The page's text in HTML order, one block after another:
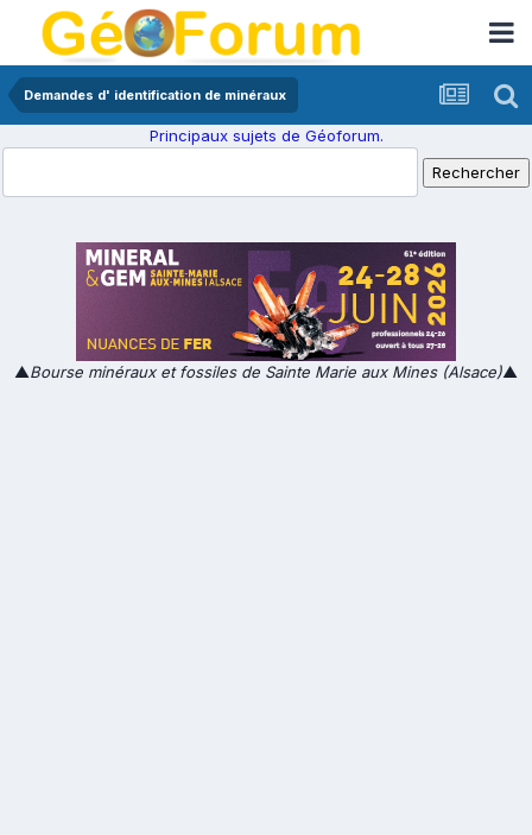
Demandes d' identification de minéraux
Principaux sujets de Géoforum.
▲Bourse minéraux et fossiles de Sainte Marie aux Mines (Alsace)▲